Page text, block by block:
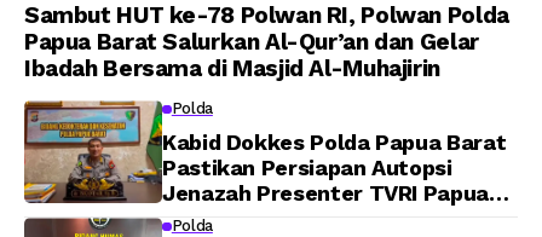
Sambut HUT ke-78 Polwan RI, Polwan Polda
Papua Barat Salurkan Al-Qur’an dan Gelar
Ibadah Bersama di Masjid Al-Muhajirin
Polda
Kabid Dokkes Polda Papua Barat
Pastikan Persiapan Autopsi
Jenazah Presenter TVRI Papua
Barat Yanto Idorway Telah
Polda